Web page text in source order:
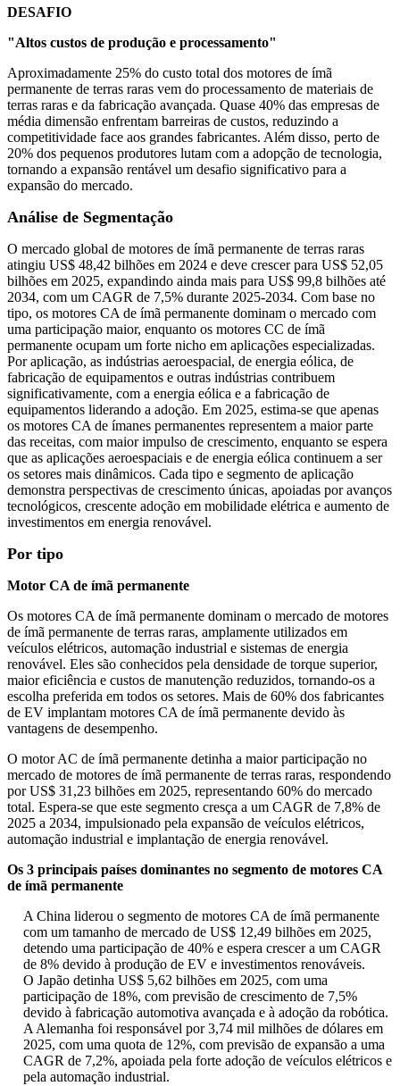
DESAFIO
"Altos custos de produção e processamento"
Aproximadamente 25% do custo total dos motores de ímã
permanente de terras raras vem do processamento de materiais de
terras raras e da fabricação avançada. Quase 40% das empresas de
média dimensão enfrentam barreiras de custos, reduzindo a
competitividade face aos grandes fabricantes. Além disso, perto de
20% dos pequenos produtores lutam com a adopção de tecnologia,
tornando a expansão rentável um desafio significativo para a
expansão do mercado.
Análise de Segmentação
O mercado global de motores de ímã permanente de terras raras
atingiu US$ 48,42 bilhões em 2024 e deve crescer para US$ 52,05
bilhões em 2025, expandindo ainda mais para US$ 99,8 bilhões até
2034, com um CAGR de 7,5% durante 2025-2034. Com base no
tipo, os motores CA de ímã permanente dominam o mercado com
uma participação maior, enquanto os motores CC de ímã
permanente ocupam um forte nicho em aplicações especializadas.
Por aplicação, as indústrias aeroespacial, de energia eólica, de
fabricação de equipamentos e outras indústrias contribuem
significativamente, com a energia eólica e a fabricação de
equipamentos liderando a adoção. Em 2025, estima-se que apenas
os motores CA de ímanes permanentes representem a maior parte
das receitas, com maior impulso de crescimento, enquanto se espera
que as aplicações aeroespaciais e de energia eólica continuem a ser
os setores mais dinâmicos. Cada tipo e segmento de aplicação
demonstra perspectivas de crescimento únicas, apoiadas por avanços
tecnológicos, crescente adoção em mobilidade elétrica e aumento de
investimentos em energia renovável.
Por tipo
Motor CA de ímã permanente
Os motores CA de ímã permanente dominam o mercado de motores
de ímã permanente de terras raras, amplamente utilizados em
veículos elétricos, automação industrial e sistemas de energia
renovável. Eles são conhecidos pela densidade de torque superior,
maior eficiência e custos de manutenção reduzidos, tornando-os a
escolha preferida em todos os setores. Mais de 60% dos fabricantes
de EV implantam motores CA de ímã permanente devido às
vantagens de desempenho.
O motor AC de ímã permanente detinha a maior participação no
mercado de motores de ímã permanente de terras raras, respondendo
por US$ 31,23 bilhões em 2025, representando 60% do mercado
total. Espera-se que este segmento cresça a um CAGR de 7,8% de
2025 a 2034, impulsionado pela expansão de veículos elétricos,
automação industrial e implantação de energia renovável.
Os 3 principais países dominantes no segmento de motores CA
de ímã permanente
A China liderou o segmento de motores CA de ímã permanente
com um tamanho de mercado de US$ 12,49 bilhões em 2025,
detendo uma participação de 40% e espera crescer a um CAGR
de 8% devido à produção de EV e investimentos renováveis.
O Japão detinha US$ 5,62 bilhões em 2025, com uma
participação de 18%, com previsão de crescimento de 7,5%
devido à fabricação automotiva avançada e à adoção da robótica.
A Alemanha foi responsável por 3,74 mil milhões de dólares em
2025, com uma quota de 12%, com previsão de expansão a uma
CAGR de 7,2%, apoiada pela forte adoção de veículos elétricos e
pela automação industrial.